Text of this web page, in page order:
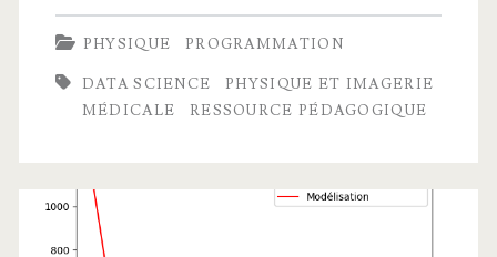
radioactive
et
lancer
PHYSIQUE PROGRAMMATION
DATA SCIENCE
PHYSIQUE ET IMAGERIE
MÉDICALE
RESSOURCE PÉDAGOGIQUE